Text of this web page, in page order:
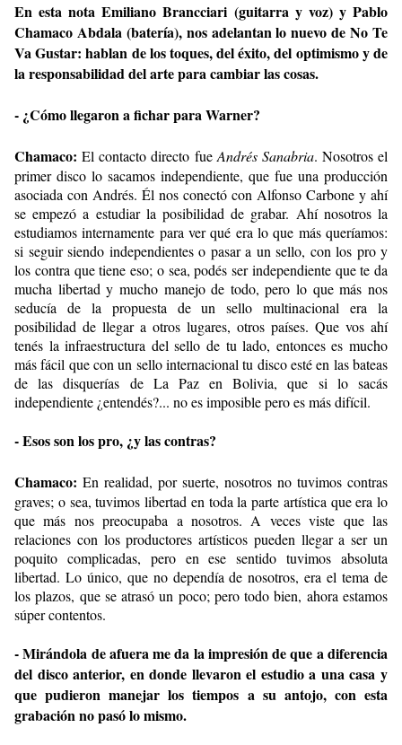
En esta nota Emiliano Brancciari (guitarra y voz) y Pablo
Chamaco Abdala (batería), nos adelantan lo nuevo de No Te
Va Gustar: hablan de los toques, del éxito, del optimismo y de
la responsabilidad del arte para cambiar las cosas.
- ¿Cómo llegaron a fichar para Warner?
Chamaco: El contacto directo fueAndrés Sanabria. Nosotros el
primer disco lo sacamos independiente, que fue una producción
asociada con Andrés. Él nos conectó con Alfonso Carbone y ahí
se empezó a estudiar la posibilidad de grabar. Ahí nosotros la
estudiamos internamente para ver qué era lo que más queríamos:
si seguir siendo independientes o pasar a un sello, con los pro y
los contra que tiene eso; o sea, podés ser independiente que te da
mucha libertad y mucho manejo de todo, pero lo que más nos
seducía de la propuesta de un sello multinacional era la
posibilidad de llegar a otros lugares, otros países. Que vos ahí
tenés la infraestructura del sello de tu lado, entonces es mucho
más fácil que con un sello internacional tu disco esté en las bateas
de las disquerías de La Paz en Bolivia, que si lo sacás
independiente ¿entendés?... no es imposible pero es más difícil.
- Esos son los pro, ¿y las contras?
Chamaco: En realidad, por suerte, nosotros no tuvimos contras
graves; o sea, tuvimos libertad en toda la parte artística que era lo
que más nos preocupaba a nosotros. A veces viste que las
relaciones con los productores artísticos pueden llegar a ser un
poquito complicadas, pero en ese sentido tuvimos absoluta
libertad. Lo único, que no dependía de nosotros, era el tema de
los plazos, que se atrasó un poco; pero todo bien, ahora estamos
súper contentos.
- Mirándola de afuera me da la impresión de que a diferencia
del disco anterior, en donde llevaron el estudio a una casa y
que pudieron manejar los tiempos a su antojo, con esta
grabación no pasó lo mismo.